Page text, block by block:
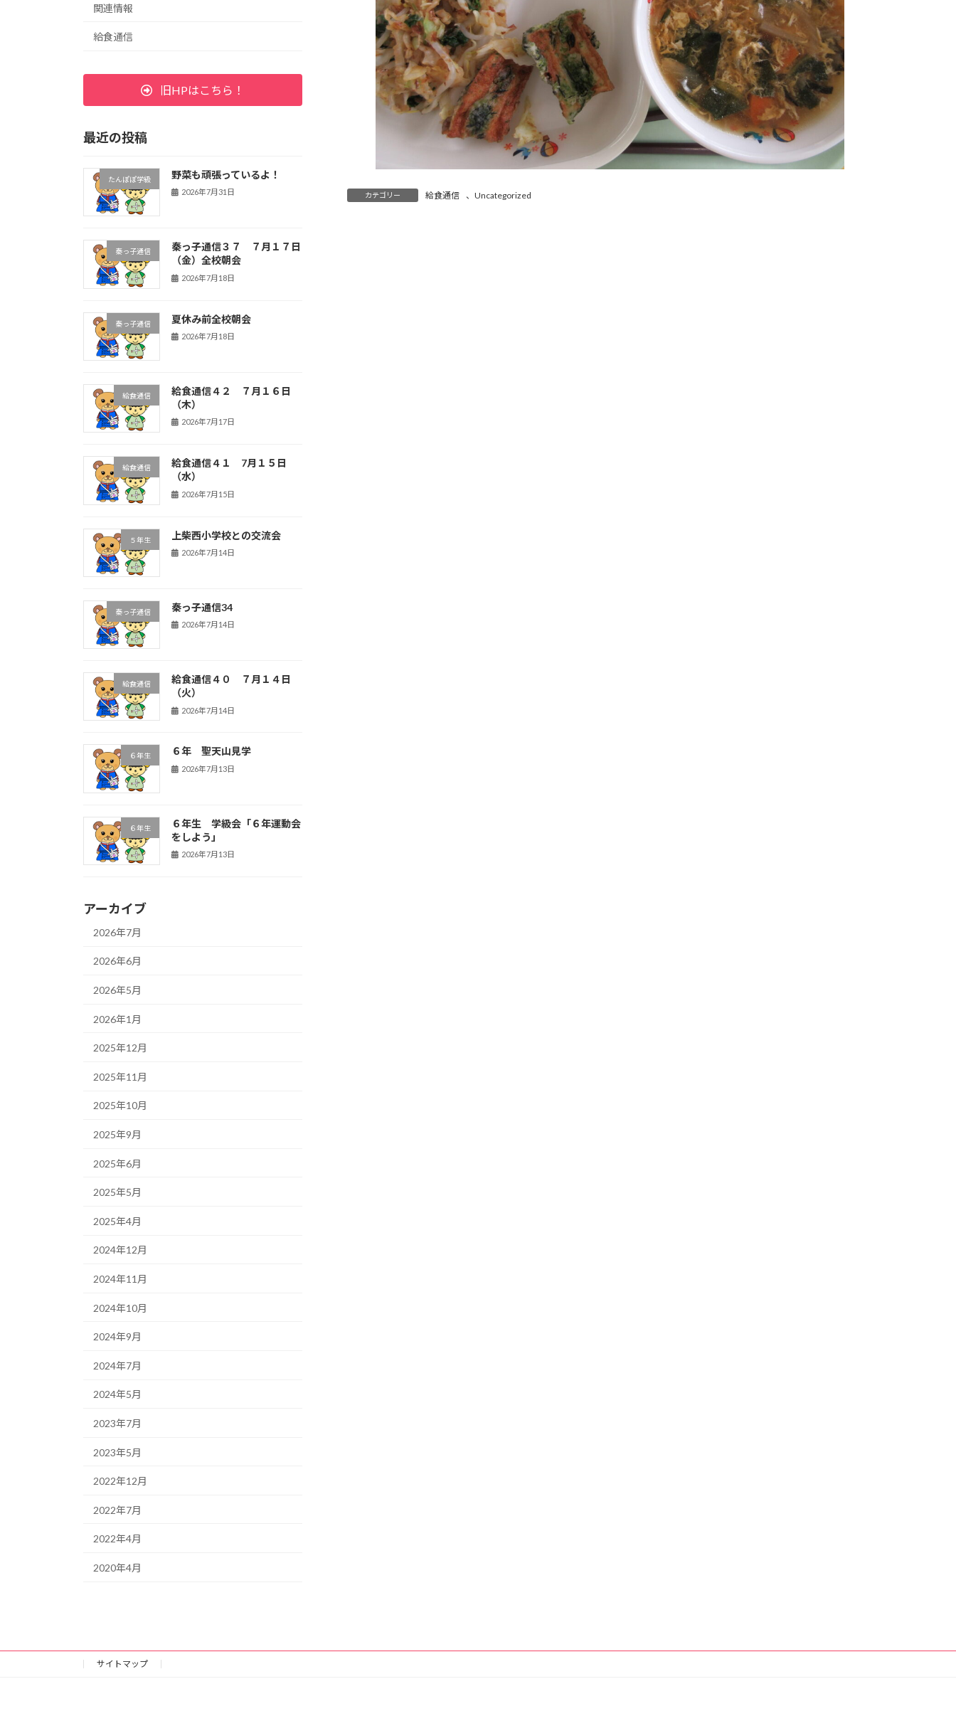
カテゴリー 給食通信 、Uncategorized
関連情報
給食通信
旧HPはこちら！
最近の投稿
たんぽぽ学級 野菜も頑張っているよ！
2026年7月31日
秦っ子通信
秦っ子通信３７ ７月１７日
（金）全校朝会
2026年7月18日
秦っ子通信 夏休み前全校朝会
2026年7月18日
給食通信
給食通信４２ ７月１６日
（木）
2026年7月17日
給食通信
給食通信４１ 7月１５日
（水）
2026年7月15日
５年生 上柴西小学校との交流会
2026年7月14日
秦っ子通信 秦っ子通信34
2026年7月14日
給食通信
給食通信４０ ７月１４日
（火）
2026年7月14日
６年生 ６年 聖天山見学
2026年7月13日
６年生
６年生 学級会「６年運動会
をしよう」
2026年7月13日
アーカイブ
2026年7月
2026年6月
2026年5月
2026年1月
2025年12月
2025年11月
2025年10月
2025年9月
2025年6月
2025年5月
2025年4月
2024年12月
2024年11月
2024年10月
2024年9月
2024年7月
2024年5月
2023年7月
2023年5月
2022年12月
2022年7月
2022年4月
2020年4月
サイトマップ